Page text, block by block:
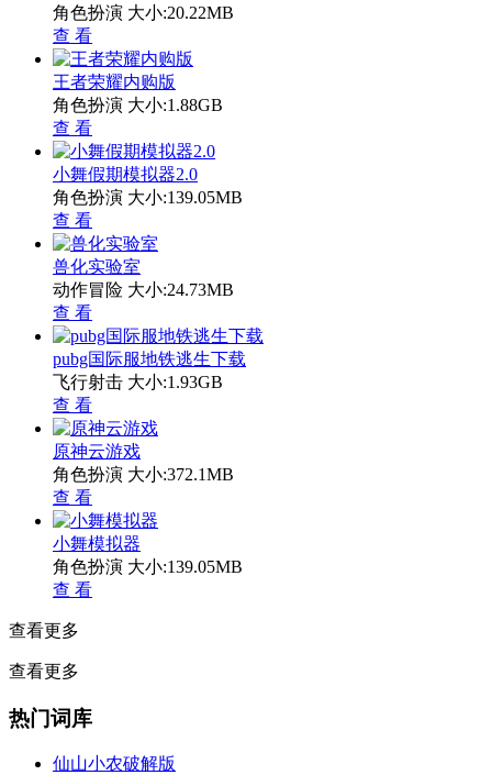
角色扮演 大小:20.22MB
查 看
王者荣耀内购版
角色扮演 大小:1.88GB
查 看
小舞假期模拟器2.0
角色扮演 大小:139.05MB
查 看
兽化实验室
动作冒险 大小:24.73MB
查 看
pubg国际服地铁逃生下载
飞行射击 大小:1.93GB
查 看
原神云游戏
角色扮演 大小:372.1MB
查 看
小舞模拟器
角色扮演 大小:139.05MB
查 看
查看更多
查看更多
热门词库
仙山小农破解版